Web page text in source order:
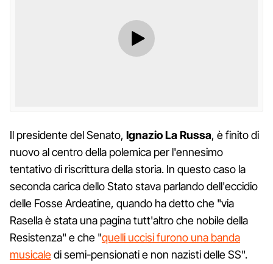
Il presidente del Senato, Ignazio La Russa, è finito di
nuovo al centro della polemica per l'ennesimo
tentativo di riscrittura della storia. In questo caso la
seconda carica dello Stato stava parlando dell'eccidio
delle Fosse Ardeatine, quando ha detto che "via
Rasella è stata una pagina tutt'altro che nobile della
Resistenza" e che "quelli uccisi furono una banda
musicaledi semi-pensionati e non nazisti delle SS".